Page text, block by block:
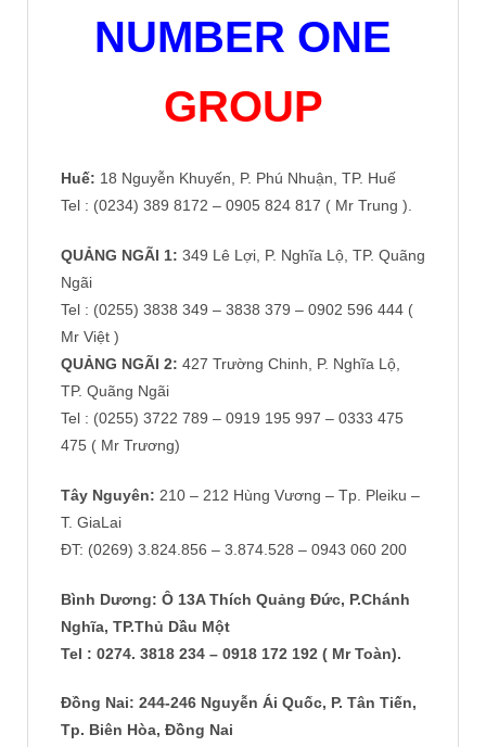
NUMBER ONE
GROUP
Huế: 18 Nguyễn Khuyến, P. Phú Nhuận, TP. Huế
Tel : (0234) 389 8172 – 0905 824 817 ( Mr Trung ).
QUẢNG NGÃI 1: 349 Lê Lợi, P. Nghĩa Lộ, TP. Quãng
Ngãi
Tel : (0255) 3838 349 – 3838 379 – 0902 596 444 (
Mr Việt )
QUẢNG NGÃI 2: 427 Trường Chinh, P. Nghĩa Lộ,
TP. Quãng Ngãi
Tel : (0255) 3722 789 – 0919 195 997 – 0333 475
475 ( Mr Trương)
Tây Nguyên: 210 – 212 Hùng Vương – Tp. Pleiku –
T. GiaLai
ĐT: (0269) 3.824.856 – 3.874.528 – 0943 060 200
Bình Dương: Ô 13A Thích Quảng Đức, P.Chánh
Nghĩa, TP.Thủ Dầu Một
Tel : 0274. 3818 234 – 0918 172 192 ( Mr Toàn).
Đồng Nai: 244-246 Nguyễn Ái Quốc, P. Tân Tiến,
Tp. Biên Hòa, Đồng Nai